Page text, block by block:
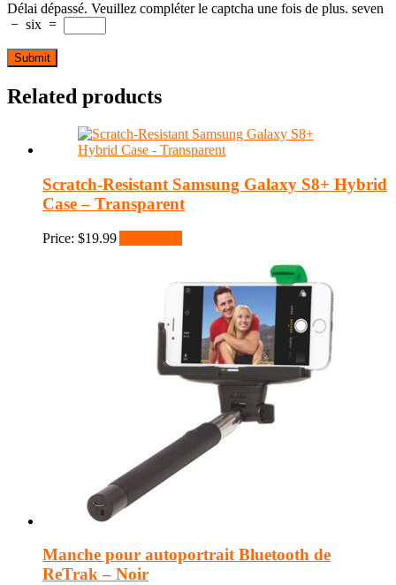
Délai dépassé. Veuillez compléter le captcha une fois de plus. seven
− six =
Related products
Scratch-Resistant Samsung Galaxy S8+ Hybrid
Case – Transparent
Price: $19.99
Manche pour autoportrait Bluetooth de
ReTrak – Noir